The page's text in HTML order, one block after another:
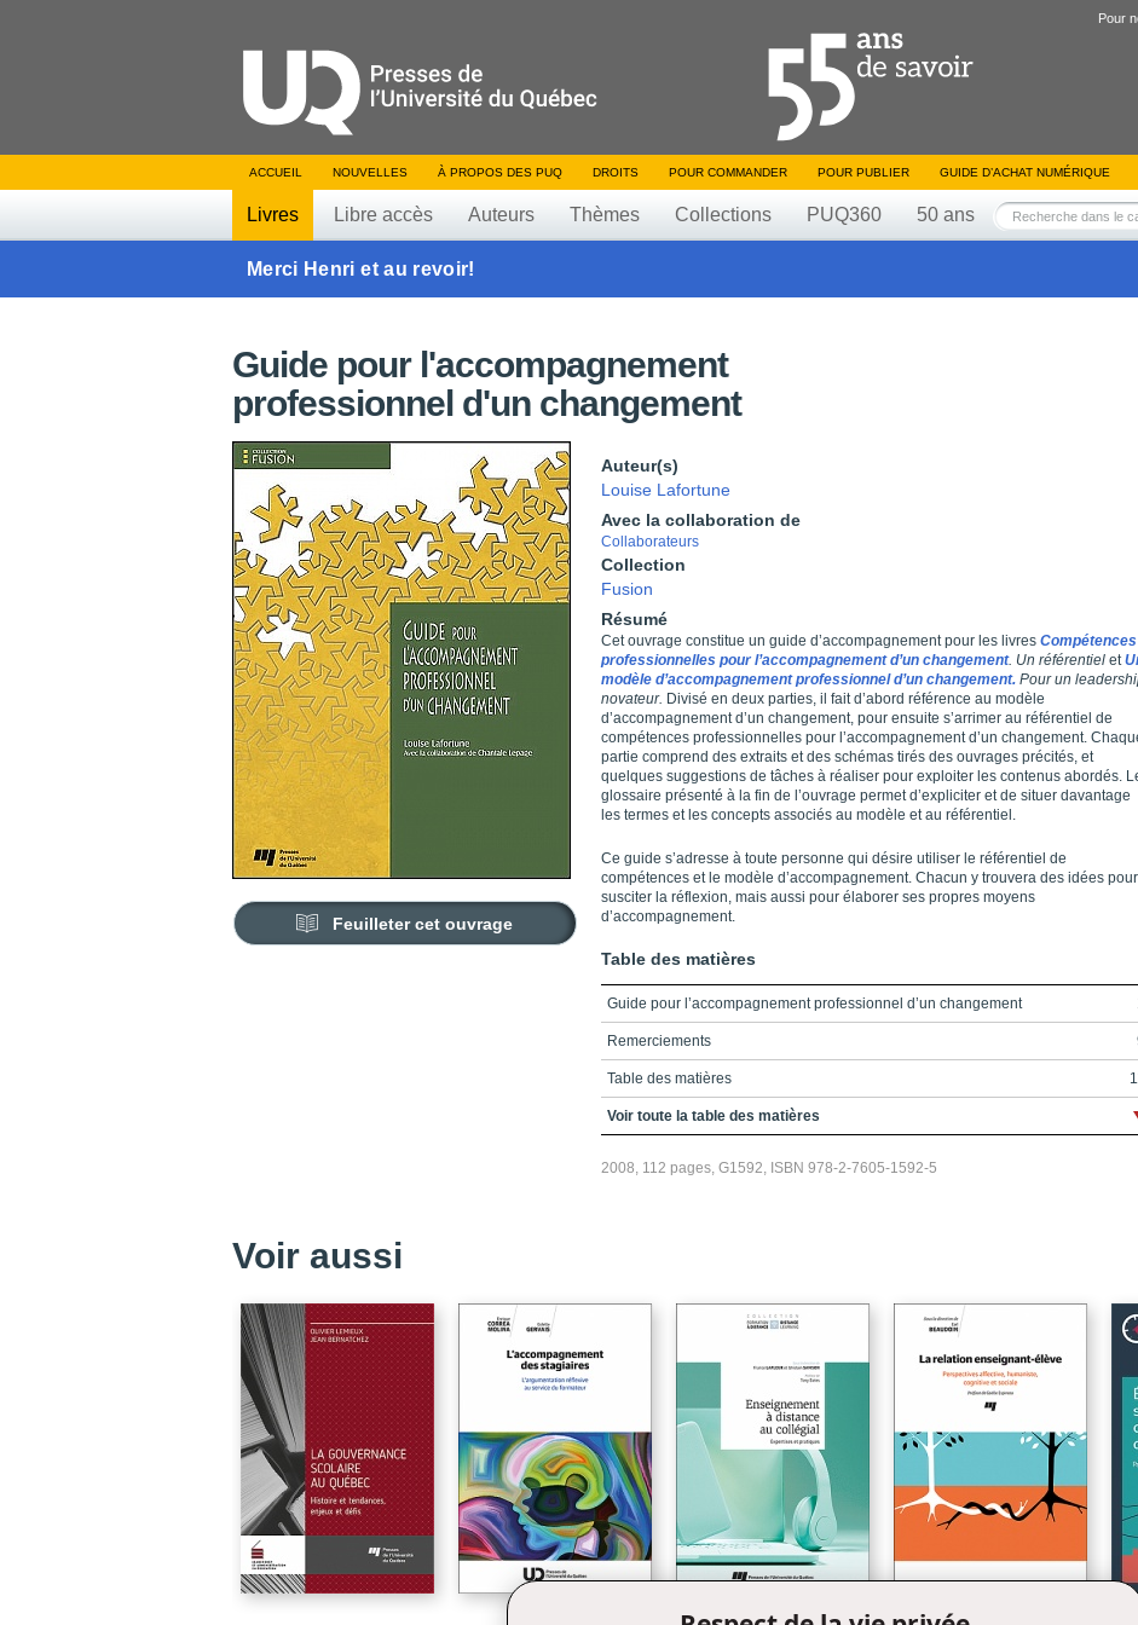
Pour
ACCUEIL NOUVELLES À PROPOS DES PUQ DROITS POUR COMMANDER POUR PUBLIER GUIDE D’ACHAT NUMÉRIQUE
Livres Libre accès Auteurs Thèmes Collections PUQ360 50 ans
Merci Henri et au revoir!
Guide pour l'accompagnement
professionnel d'un changement
Feuilleter cet ouvrage
Auteur(s)
Louise Lafortune
Avec la collaboration de
Collaborateurs
Collection
Fusion
Résumé
Cet ouvrage constitue un guide d’accompagnement pour les livres Compétences
professionnelles pour l’accompagnement d’un changement. Un référentiel et
modèle d’accompagnement professionnel d’un changement. Pour un
novateur. Divisé en deux parties, il fait d’abord référence au modèle
d’accompagnement d’un changement, pour ensuite s’arrimer au référentiel de
compétences professionnelles pour l’accompagnement d’un changement.
partie comprend des extraits et des schémas tirés des ouvrages précités, et
quelques suggestions de tâches à réaliser pour exploiter les contenus abordés.
glossaire présenté à la fin de l’ouvrage permet d’expliciter et de situer davantage
les termes et les concepts associés au modèle et au référentiel.
Ce guide s’adresse à toute personne qui désire utiliser le référentiel de
compétences et le modèle d’accompagnement. Chacun y trouvera des idées pour
susciter la réflexion, mais aussi pour élaborer ses propres moyens
d’accompagnement.
Table des matières
Guide pour l’accompagnement professionnel d’un changement
Remerciements
Table des matières
Introduction
Voir toute la table des matières
2008, 112 pages, G1592, ISBN 978-2-7605-1592-5
Voir aussi